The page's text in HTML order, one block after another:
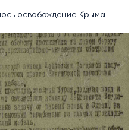
освобождение Крыма.